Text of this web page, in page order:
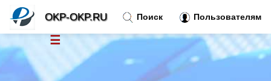
Поиск Пользователям
OKP-OKP.RU
☰
Новости